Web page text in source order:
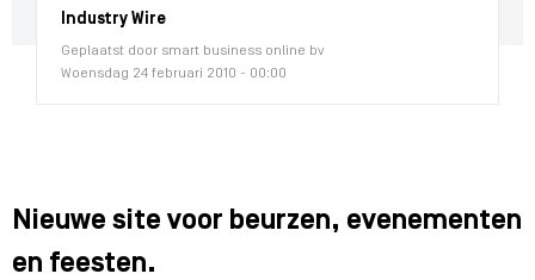
Industry Wire
Geplaatst door smart business online bv
Woensdag 24 februari 2010 - 00:00
Nieuwe site voor beurzen, evenementen
en feesten.